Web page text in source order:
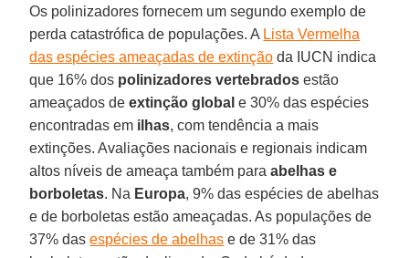
Os polinizadores fornecem um segundo exemplo de
perda catastrófica de populações. A Lista Vermelha
das espécies ameaçadas de extinção da IUCN indica
que 16% dos polinizadores vertebrados estão
ameaçados deextinção global e 30% das espécies
encontradas em ilhas, com tendência a mais
extinções. Avaliações nacionais e regionais indicam
altos níveis de ameaça também paraabelhas e
borboletas. Na Europa, 9% das espécies de abelhas
e de borboletas estão ameaçadas. As populações de
37% dasespécies de abelhas e de 31% das